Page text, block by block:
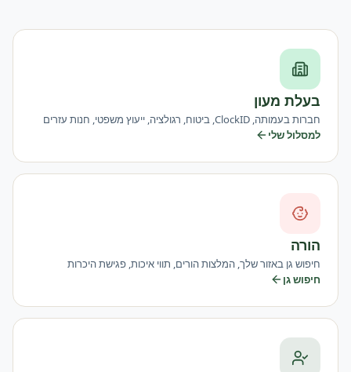
בעלת מעון
חברות בעמותה, ClockID, ביטוח, רגולציה, ייעוץ משפטי, חנות עזרים
למסלול שלי
הורה
חיפוש גן באזור שלך, המלצות הורים, תווי איכות, פגישת היכרות
חיפוש גן